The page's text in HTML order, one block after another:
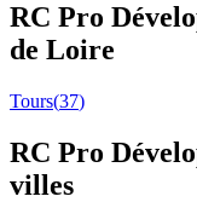
RC Pro
de Loire
Tours(37)
RC Pro
villes